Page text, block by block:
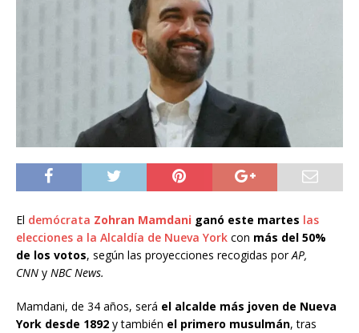
El demócrata Zohran Mamdani ganó este martes las
elecciones a la Alcaldía de Nueva York con más del 50%
de los votos, según las proyecciones recogidas porAP,
CNN y NBC News.
Mamdani, de 34 años, será el alcalde más joven de Nueva
York desde 1892 y también el primero musulmán, tras